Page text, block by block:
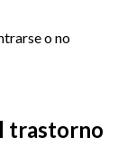
o no
trastorno